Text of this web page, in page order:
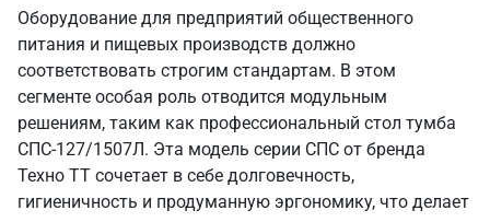
Оборудование для предприятий общественного
питания и пищевых производств должно
соответствовать строгим стандартам. В этом
сегменте особая роль отводится модульным
решениям, таким как профессиональный стол тумба
СПС-127/1507Л. Эта модель серии СПС от бренда
Техно ТТ сочетает в себе долговечность,
гигиеничность и продуманную эргономику, что делает